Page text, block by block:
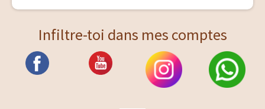
Infiltre-toi dans mes comptes